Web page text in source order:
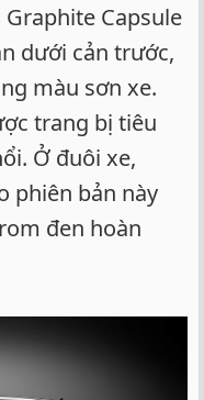
Capsule
dưới cản trước,
màu sơn xe.
trang bị tiêu
Ở đuôi xe,
phiên bản này
đen hoàn